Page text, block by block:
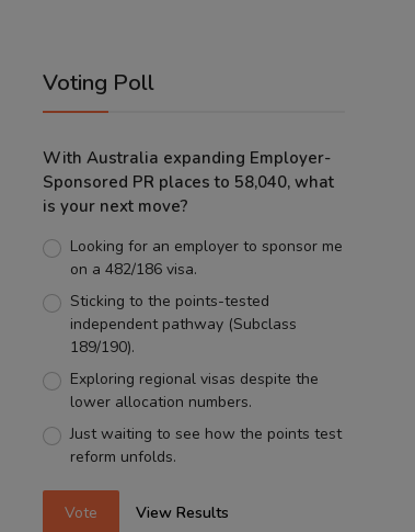
Voting Poll
With Australia expanding Employer-
Sponsored PR places to 58,040, what
is your next move?
Looking for an employer to sponsor me
on a 482/186 visa.
Sticking to the points-tested
independent pathway (Subclass
189/190).
Exploring regional visas despite the
lower allocation numbers.
Just waiting to see how the points test
reform unfolds.
Vote View Results